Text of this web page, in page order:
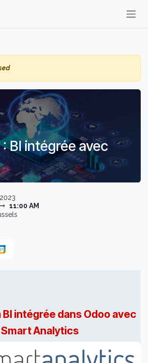
BI intégrée avec
11:00 AM
intégrée dans Odoo avec
Smart Analytics